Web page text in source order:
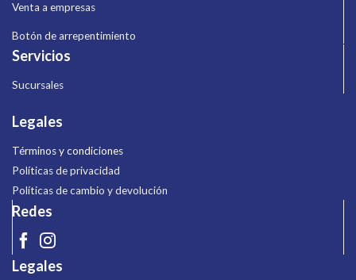
Venta a empresas
Botón de arrepentimiento
Servicios
Sucursales
Legales
Términos y condiciones
Políticas de privacidad
Políticas de cambio y devolución
Redes
Legales